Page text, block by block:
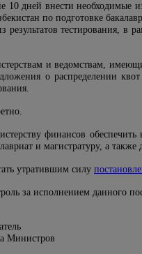
10 дней внести необходимые
по подготовке
результатов тестирования, в
и ведомствам,
о распределении
финансов
и магистратуру, а
утратившим силу
за исполнением данного